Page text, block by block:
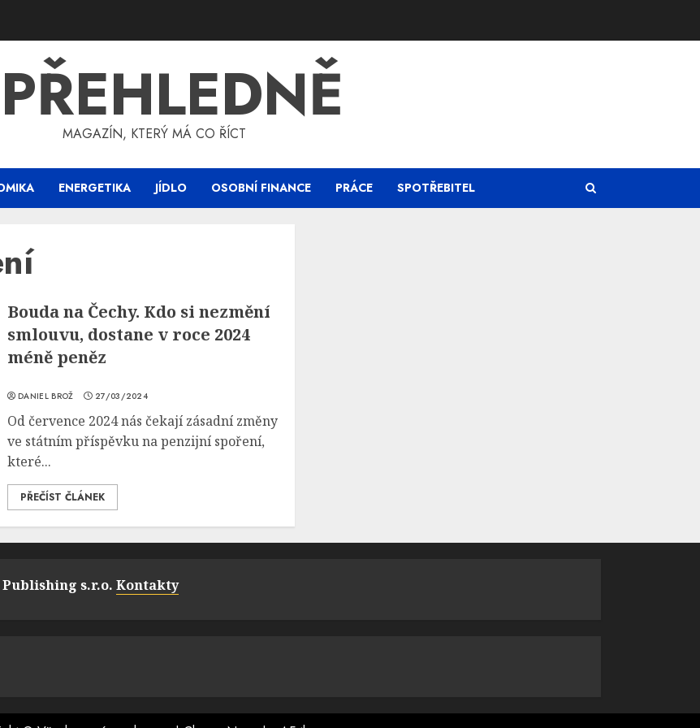
MAGAZÍN, KTERÝ MÁ CO ŘÍCT
ENERGETIKA JÍDLO OSOBNÍ FINANCE PRÁCE SPOTŘEBITEL
Bouda na Čechy. Kdo si nezmění
smlouvu, dostane v roce 2024
méně peněz
DANIEL BROŽ 27/03/2024
Od července 2024 nás čekají zásadní změny
ve státním příspěvku na penzijní spoření,
které...
PŘEČÍST ČLÁNEK
s.r.o. Kontakty